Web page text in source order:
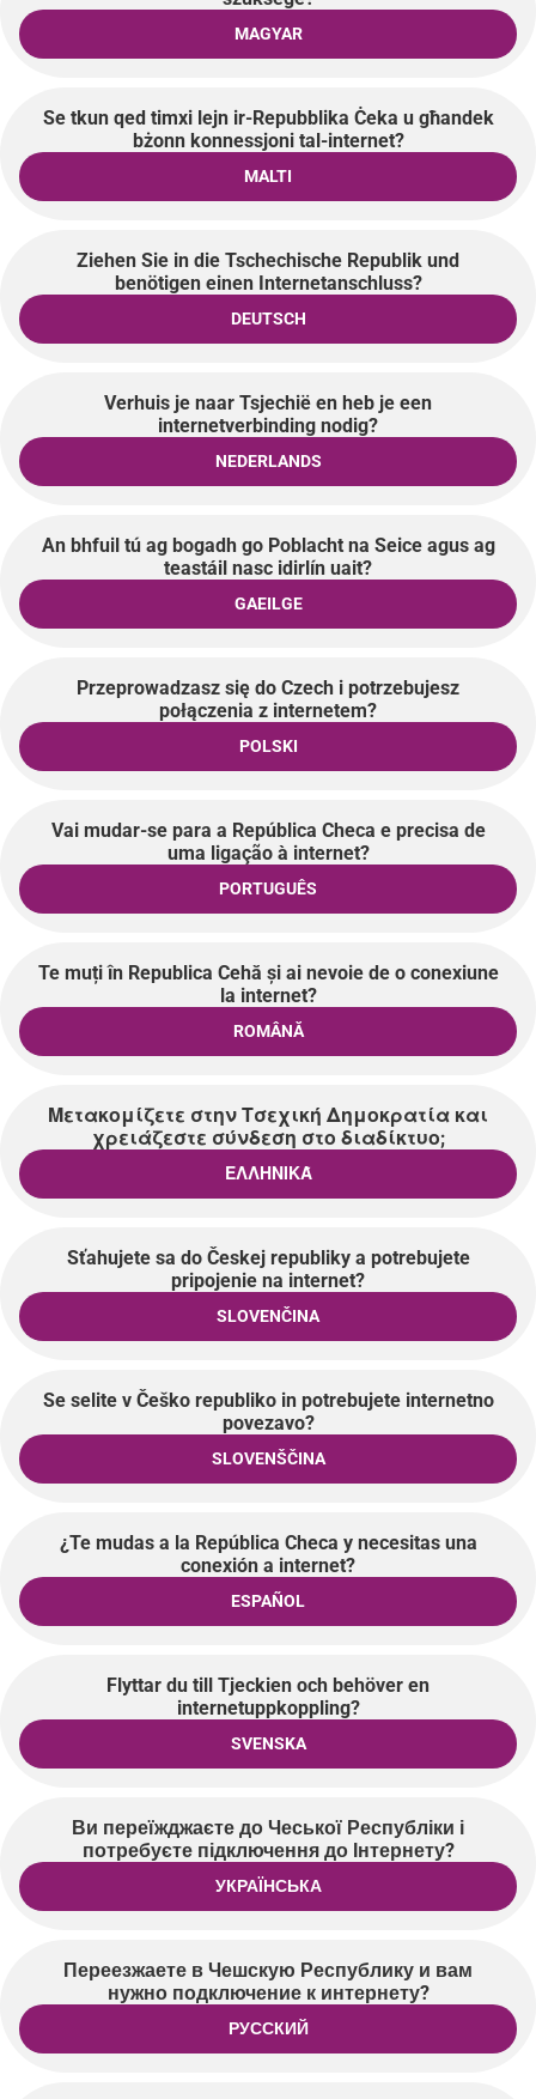
MAGYAR
Se tkun qed timxi lejn ir-Repubblika Ċeka u għandek
bżonn konnessjoni tal-internet?
MALTI
Ziehen Sie in die Tschechische Republik und
benötigen einen Internetanschluss?
DEUTSCH
Verhuis je naar Tsjechië en heb je een
internetverbinding nodig?
NEDERLANDS
An bhfuil tú ag bogadh go Poblacht na Seice agus ag
teastáil nasc idirlín uait?
GAEILGE
Przeprowadzasz się do Czech i potrzebujesz
połączenia z internetem?
POLSKI
Vai mudar-se para a República Checa e precisa de
uma ligação à internet?
PORTUGUÊS
Te muți în Republica Cehă și ai nevoie de o conexiune
la internet?
ROMÂNĂ
Μετακομίζετε στην Τσεχική Δημοκρατία και
χρειάζεστε σύνδεση στο διαδίκτυο;
ΕΛΛΗΝΙΚΆ
Sťahujete sa do Českej republiky a potrebujete
pripojenie na internet?
SLOVENČINA
Se selite v Češko republiko in potrebujete internetno
povezavo?
SLOVENŠČINA
¿Te mudas a la República Checa y necesitas una
conexión a internet?
ESPAÑOL
Flyttar du till Tjeckien och behöver en
internetuppkoppling?
SVENSKA
Ви переїжджаєте до Чеської Республіки і
потребуєте підключення до Інтернету?
УКРАЇНСЬКА
Переезжаете в Чешскую Республику и вам
нужно подключение к интернету?
РУССКИЙ